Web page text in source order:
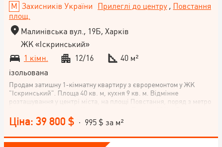
Захисників України Прилеглі до центру, Повстання
площ.
Малинівська вул., 19Б, Харків
ЖК «Іскринський»
1 кімн.
12/16
40 м²
ізольована
Продам затишну 1-кімнатну квартиру з євроремонтом у ЖК
"Іскринський". Площа 40 кв. м, кухня 9 кв. м. Відмінне
розташування у центрі міста, на площі Повстання, поряд з метро
пропозиція для тих, хто шукає квартиру з ремонтом у Харкові чи
під оренду. Телефонуйте, щоб домовитися про показ.
Ціна: 39 800 $ · 995 $ за м²